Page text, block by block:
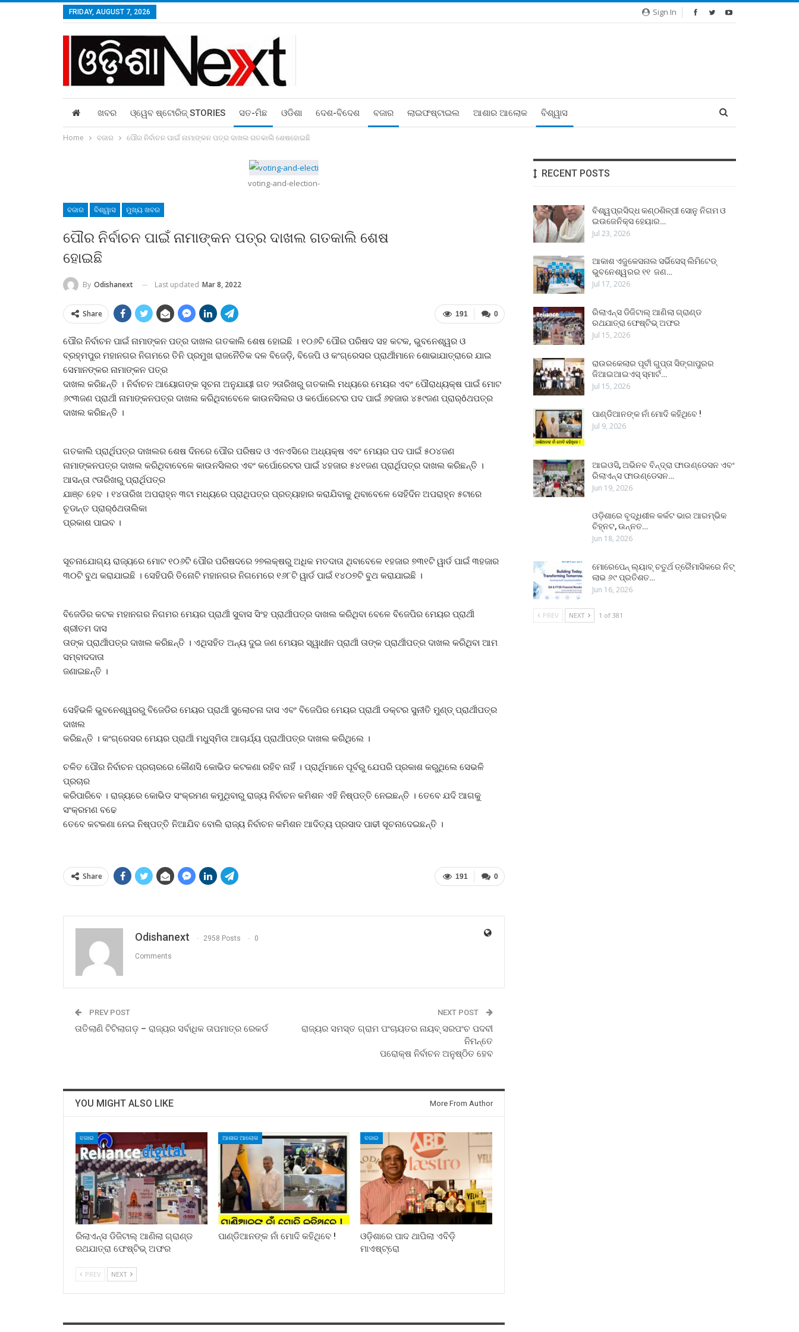
Sign In
FRIDAY, AUGUST 7, 2026
ଖବର ଓ୍ୱେବ ଷ୍ଟୋରିଜ୍‌ STORIES ସତ-ମିଛ ଓଡିଶା ଦେଶ-ବିଦେଶ ବଜାର ଲାଇଫଷ୍ଟାଇଲ ଆଶାର ଆଲୋକ ବିଶ୍ୱାସ
Home ବଜାର ପୌର ନିର୍ବାଚନ ପାଇଁ ନାମାଙ୍କନ ପତ୍ର ଦାଖଲ ଗତକାଲି ଶେଷହୋଇଛି
voting-and-election-
ବଜାର ବିଶ୍ୱାସ ମୁଖ୍ୟ ଖବର
ପୌର ନିର୍ବାଚନ ପାଇଁ ନାମାଙ୍କନ ପତ୍ର ଦାଖଲ ଗତକାଲି ଶେଷ
ହୋଇଛି
By Odishanext Last updated Mar 8, 2022
0
191
Share
ପୌର ନିର୍ବାଚନ ପାଇଁ ନାମାଙ୍କନ ପତ୍ର ଦାଖଲ ଗତକାଲି ଶେଷ ହୋଇଛି । ୧୦୬ଟି ପୌର ପରିଷଦ ସହ କଟକ, ଭୁବନେଶ୍ୱର ଓ
ବ୍ରହ୍ମପୁର ମହାନଗର ନିଗମରେ ତିନି ପ୍ରମୁଖ ରାଜନୈତିକ ଦଳ ବିଜେଡ଼ି, ବିଜେପି ଓ କଂଗ୍ରେସର ପ୍ରାର୍ଥୀମାନେ ଶୋଭାଯାତ୍ରାରେ ଯାଇ
ସେମାନଙ୍କର ନାମାଙ୍କନ ପତ୍ର
ଦାଖଲ କରିଛନ୍ତି । ନିର୍ବାଚନ ଆୟୋଗଙ୍କ ସୂଚନା ଅନୁଯାୟୀ ଗତ ୨ତାରିଖରୁ ଗତକାଲି ମଧ୍ୟରେ ମେୟର ଏବଂ ପୌରାଧ୍ୟକ୍ଷ ପାଇଁ ମୋଟ
୬୯୩ଜଣ ପ୍ରାର୍ଥୀ ନାମାଙ୍କନପତ୍ର ଦାଖଲ କରିଥିବାବେଳେ କାଉନସିଲର ଓ କର୍ପୋରେଟର ପଦ ପାଇଁ ୬ହଜାର ୪୫୯ଜଣ ପ୍ରାର୍ôଥପତ୍ର
ଦାଖଲ କରିଛନ୍ତି ।
ଗତକାଲି ପ୍ରାର୍ଥିପତ୍ର ଦାଖଲର ଶେଷ ଦିନରେ ପୌର ପରିଷଦ ଓ ଏନଏସିରେ ଅଧ୍ୟକ୍ଷ ଏବଂ ମେୟର ପଦ ପାଇଁ ୫୦୪ଜଣ
ନାମାଙ୍କନପତ୍ର ଦାଖଲ କରିଥିବାବେଳେ କାଉନସିଲର ଏବଂ କର୍ପୋରେଟର ପାଇଁ ୪ହଜାର ୫୪୧ଜଣ ପ୍ରାର୍ଥିପତ୍ର ଦାଖଲ କରିଛନ୍ତି ।
ଆସନ୍ତା ୯ତାରିଖରୁ ପ୍ରାର୍ଥିପତ୍ର
ଯାଞ୍ଚ ହେବ । ୧୪ତାରିଖ ଅପରାହ୍ନ ୩ଟା ମଧ୍ୟରେ ପ୍ରାଥିପତ୍ର ପ୍ରତ୍ୟାହାର କରାଯିବାକୁ ଥିବାବେଳେ ସେହିଦିନ ଅପରାହ୍ନ ୫ଟାରେ
ଚୂଡାନ୍ତ ପ୍ରାର୍ôଥତାଲିକା
ପ୍ରକାଶ ପାଇବ ।
ସୂଚନାଯୋଗ୍ୟ ରାଜ୍ୟରେ ମୋଟ ୧୦୬ଟି ପୌର ପରିଷଦରେ ୨୭ଲକ୍ଷରୁ ଅଧିକ ମତଦାତା ଥିବାବେଳେ ୧ହଜାର ୭୩୧ଟି ୱାର୍ଡ ପାଇଁ ୩ହଜାର
୩୦ଟି ବୁଥ କରାଯାଇଛି । ସେହିପରି ତିନୋଟି ମହାନଗର ନିଗମେରେ ୧୬୮ଟି ୱାର୍ଡ ପାଇଁ ୧୪୦୭ଟି ବୁଥ କରାଯାଇଛି ।
ବିଜେଡିର କଟକ ମହାନଗର ନିଗମର ମେୟର ପ୍ରାର୍ଥୀ ସୁବାସ ସିଂହ ପ୍ରାର୍ଥୀପତ୍ର ଦାଖଲ କରିଥିବା ବେଳେ ବିଜେପିର ମେୟର ପ୍ରାର୍ଥୀ
ଶ୍ରୀତମ ଦାସ
ତାଙ୍କ ପ୍ରାର୍ଥୀପତ୍ର ଦାଖଲ କରିଛନ୍ତି । ଏଥିସହିତ ଅନ୍ୟ ଦୁଇ ଜଣ ମେୟର ସ୍ୱାଧୀନ ପ୍ରାର୍ଥୀ ତାଙ୍କ ପ୍ରାର୍ଥୀପତ୍ର ଦାଖଲ କରିଥିବା ଆମ
ସମ୍ବାଦଦାତା
ଜଣାଇଛନ୍ତି ।
ସେହିଭଳି ଭୁବନେଶ୍ୱରରୁ ବିଜେଡିର ମେୟର ପ୍ରାର୍ଥୀ ସୁଲୋଚନା ଦାସ ଏବଂ ବିଜେପିର ମେୟର ପ୍ରାର୍ଥୀ ଡକ୍ଟର ସୁନୀତି ମୁଣ୍ଡ୍‍ ପ୍ରାର୍ଥୀପତ୍ର
ଦାଖଲ
କରିଛନ୍ତି । କଂଗ୍ରେସର ମେୟର ପ୍ରାର୍ଥୀ ମଧୁସ୍ମିତା ଆଚାର୍ଯ୍ୟ ପ୍ରାର୍ଥୀପତ୍ର ଦାଖଲ କରିଥିଲେ ।
ଚଳିତ ପୌର ନିର୍ବାଚନ ପ୍ରଚାରରେ କୌଣସି କୋଭିଡ କଟକଣା ରହିବ ନାହିଁ । ପ୍ରାର୍ଥିମାନେ ପୂର୍ବରୁ ଯେପରି ପ୍ରକାଶ କରୁଥିଲେ ସେଭଳି
ପ୍ରଚାର
କରିପାରିବେ । ରାଜ୍ୟରେ କୋଭିଡ ସଂକ୍ରମଣ କମୁଥିବାରୁ ରାଜ୍ୟ ନିର୍ବାଚନ କମିଶନ ଏହି ନିଷ୍ପତ୍ତି ନେଇଛନ୍ତି । ତେବେ ଯଦି ଆଗକୁ
ସଂକ୍ରମଣ ବଢେ
ତେବେ କଟକଣା ନେଇ ନିଷ୍ପତ୍ତି ନିଆଯିବ ବୋଲି ରାଜ୍ୟ ନିର୍ବାଚନ କମିଶନ ଆଦିତ୍ୟ ପ୍ରସାଦ ପାଢୀ ସୂଚନାଦେଇଛନ୍ତି ।
0
191
Share
Odishanext 2958 Posts 0
Comments
PREV POST
ତାତିଲାଣି ଟିଟିଲାଗଡ଼ – ରାଜ୍ୟର ସର୍ବାଧିକ ତାପମାତ୍ର ରେକର୍ଡ
NEXT POST
ରାଜ୍ୟର ସମସ୍ତ ଗ୍ରାମ ପଂଚାୟତର ନାୟବ୍‌ ସରପଂଚ ପଦବୀ
ନିମନ୍ତେ
ପରୋକ୍ଷ ନିର୍ବାଚନ ଅନୁଷ୍ଠିତ ହେବ
YOU MIGHT ALSO LIKE More From Author
ବଜାର
ରିଲାଏନ୍ସ ଡିଜିଟାଲ୍ ଆଣିଲା ଗ୍ରାଣ୍ଡ
ରଥଯାତ୍ରା ଫେଷ୍ଟିଭ୍ ଅଫର
ଆଶାର ଆଲୋକ
ପାଣ୍ଡିଆନଙ୍କ ନାଁ ମୋଦି କହିଥିବେ !
ବଜାର
ଓଡ଼ିଶାରେ ପାଦ ଥାପିଲା ଏବିଡ଼ି
ମାଏଷ୍ଟ୍ରୋ
PREV NEXT
RECENT POSTS
ବିଶ୍ୱପ୍ରସିଦ୍ଧ କଣ୍ଠଶିଳ୍ପୀ ସୋନୁ ନିଗମ ଓ
ଇଉଜେନିକ୍ସ ହେୟାର…
Jul 23, 2026
ଆକାଶ ଏଜୁକେସନାଲ ସର୍ଭିସେସ୍ ଲିମିଟେଡ୍
ଭୁବନେଶ୍ୱରର ୧୧ ଜଣ…
Jul 17, 2026
ରିଲାଏନ୍ସ ଡିଜିଟାଲ୍ ଆଣିଲା ଗ୍ରାଣ୍ଡ
ରଥଯାତ୍ରା ଫେଷ୍ଟିଭ୍ ଅଫର
Jul 15, 2026
ରାଉରକେଲାର ପୂର୍ବୀ ଗୁପ୍ତା ସିଙ୍ଗାପୁରର
ଜିଆଇଆଇଏସ୍ ସ୍ମାର୍ଟ…
Jul 15, 2026
ପାଣ୍ଡିଆନଙ୍କ ନାଁ ମୋଦି କହିଥିବେ !
Jul 9, 2026
ଆଇଓସି, ଅଭିନବ ବିନ୍ଦ୍ରା ଫାଉଣ୍ଡେସନ ଏବଂ
ରିଲାଏନ୍ସ ଫାଉଣ୍ଡେସନ…
Jun 19, 2026
ଓଡ଼ିଶାରେ ବୃଦ୍ଧିଶୀଳ କର୍କଟ ଭାର ଆରମ୍ଭିକ
ଚିହ୍ନଟ, ଉନ୍ନତ…
Jun 18, 2026
ମୋରେପେନ୍ ଲ୍ୟାବ୍ ଚତୁର୍ଥ ତ୍ରୈମାସିକରେ ନିଟ୍
ଲାଭ ୬୯ ପ୍ରତିଶତ…
Jun 16, 2026
PREV NEXT 1 of 381